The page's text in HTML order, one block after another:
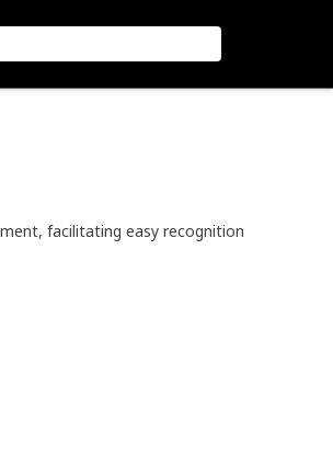
facilitating easy recognition